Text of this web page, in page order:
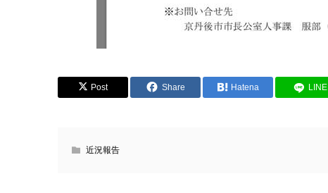
Post Share Hatena LINE
近況報告